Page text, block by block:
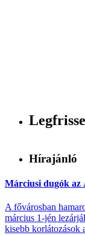
Hírajánló
Márciusi dugók az
A fővárosban
március 1-jén
kisebb korlátozások